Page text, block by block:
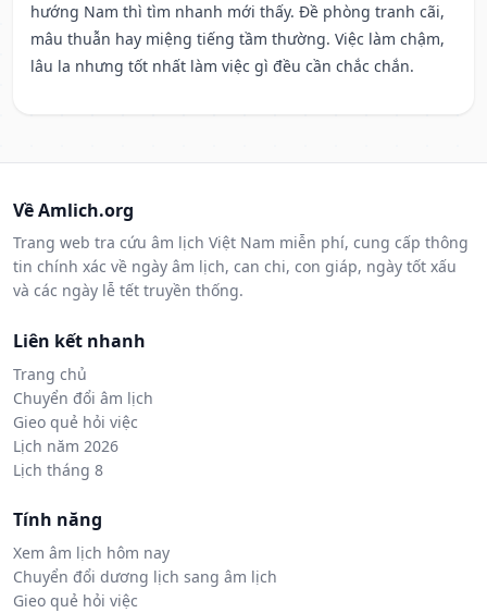
hướng Nam thì tìm nhanh mới thấy. Đề phòng tranh cãi,
mâu thuẫn hay miệng tiếng tầm thường. Việc làm chậm,
lâu la nhưng tốt nhất làm việc gì đều cần chắc chắn.
Về Amlich.org
Trang web tra cứu âm lịch Việt Nam miễn phí, cung cấp thông
tin chính xác về ngày âm lịch, can chi, con giáp, ngày tốt xấu
và các ngày lễ tết truyền thống.
Liên kết nhanh
Trang chủ
Chuyển đổi âm lịch
Gieo quẻ hỏi việc
Lịch năm 2026
Lịch tháng 8
Tính năng
Xem âm lịch hôm nay
Chuyển đổi dương lịch sang âm lịch
Gieo quẻ hỏi việc